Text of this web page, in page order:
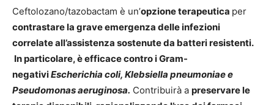
Ceftolozano/tazobactam è un’opzione terapeutica per
contrastare la grave emergenza delle infezioni
correlate all’assistenza sostenute da batteri resistenti.
In particolare, è efficace contro i Gram-
negativiEscherichia coli, Klebsiella pneumoniae e
Pseudomonas aeruginosa. Contribuirà a preservare le